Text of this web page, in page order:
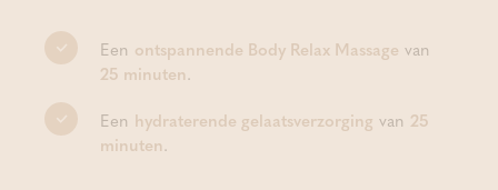
Een ontspannende Body Relax Massage van
25 minuten.
Een hydraterende gelaatsverzorging van 25
minuten.